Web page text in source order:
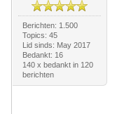
Berichten: 1.500
Topics: 45
Lid sinds: May 2017
Bedankt: 16
140 x bedankt in 120
berichten